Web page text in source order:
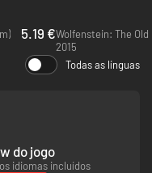
5.19 €Wolfenstein: The Old
2015
Todas as línguas
do jogo
idiomas incluídos